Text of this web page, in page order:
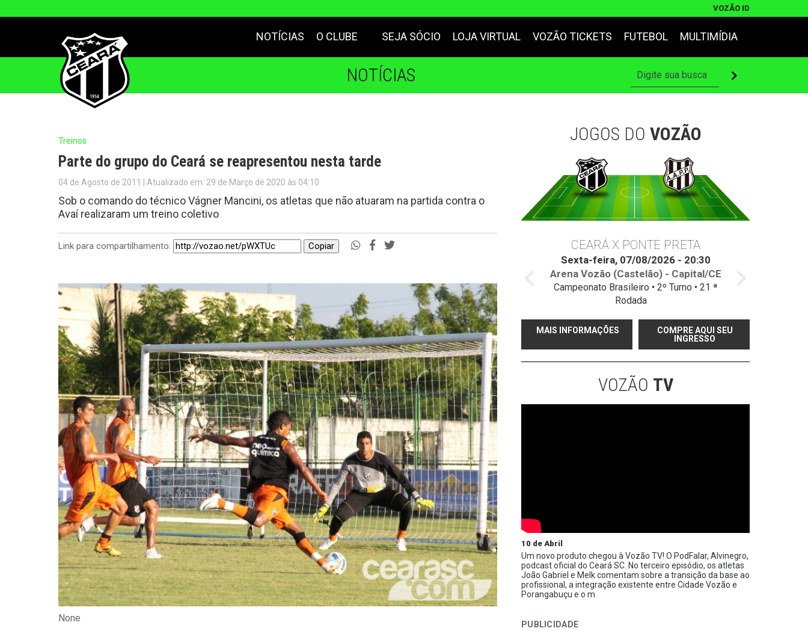
VOZÃO ID
NOTÍCIAS O CLUBE SEJA SÓCIO LOJA VIRTUAL VOZÃO TICKETS FUTEBOL MULTIMÍDIA
NOTÍCIAS
Treinos
Parte do grupo do Ceará se reapresentou nesta tarde
04 de Agosto de 2011 | Atualizado em: 29 de Março de 2020 às 04:10
Sob o comando do técnico Vágner Mancini, os atletas que não atuaram na partida contra o
Avaí realizaram um treino coletivo
Link para compartilhamento: Copiar
None
JOGOS DO VOZÃO
CEARÁ X PONTE PRETA
Sexta-feira, 07/08/2026 - 20:30
Arena Vozão (Castelão) - Capital/CE
Campeonato Brasileiro • 2º Turno • 21 ª
Rodada
MAIS INFORMAÇÕES
COMPRE AQUI SEU
INGRESSO
VOZÃO TV
10 de Abril
Um novo produto chegou à Vozão TV! O PodFalar, Alvinegro,
podcast oficial do Ceará SC. No terceiro episódio, os atletas
João Gabriel e Melk comentam sobre a transição da base ao
profissional, a integração existente entre Cidade Vozão e
Porangabuçu e o m
PUBLICIDADE